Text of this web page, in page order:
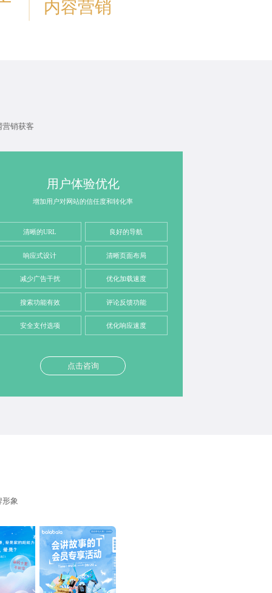
内容营销
销获客
用户体验优化
增加用户对网站的信任度和转化率
清晰的URL 良好的导航
响应式设计 清晰页面布局
减少广告干扰 优化加载速度
搜索功能有效 评论反馈功能
安全支付选项 优化响应速度
点击咨询
形象